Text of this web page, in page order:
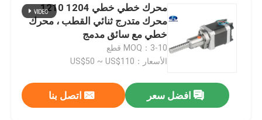
محرك خطي خطي 1204 1210
محرك متدرج ثنائي القطب ، محرك
خطي مع سائق مدمج
MOQ：3-10 قطع
الأسعار：US$50 ~ US$110
افضل سعر اتصل بنا